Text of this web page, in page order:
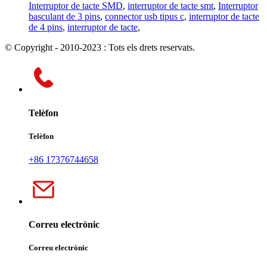
Interruptor de tacte SMD, interruptor de tacte smt, Interruptor
basculant de 3 pins, connector usb tipus c, interruptor de tacte
de 4 pins, interruptor de tacte,
© Copyright - 2010-2023 : Tots els drets reservats.
Telèfon
Telèfon
+86 17376744658
Correu electrònic
Correu electrònic